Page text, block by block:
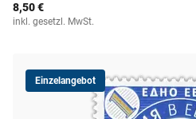
8,50 €
inkl. gesetzl. MwSt.
Einzelangebot